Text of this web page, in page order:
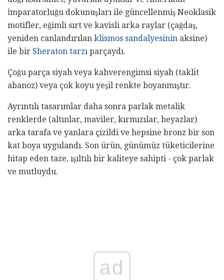
İmparatorluğu dokunuşları ile güncellenmiş Neoklasik
motifler, eğimli sırt ve kavisli arka raylar (çağdaş,
yeniden canlandırılan klismos sandalyesinin aksine)
ile bir Sheraton tarzı parçaydı.
Çoğu parça siyah veya kahverengimsi siyah (taklit
abanoz) veya çok koyu yeşil renkte boyanmıştır.
Ayrıntılı tasarımlar daha sonra parlak metalik
renklerde (altınlar, maviler, kırmızılar, beyazlar)
arka tarafa ve yanlara çizildi ve hepsine bronz bir son
kat boya uygulandı. Son ürün, günümüz tüketicilerine
hitap eden taze, ışıltılı bir kaliteye sahipti - çok parlak
ve mutluydu.
ad